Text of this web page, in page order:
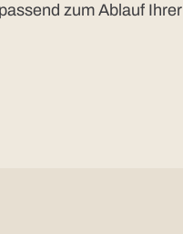
zum Ablauf Ihrer